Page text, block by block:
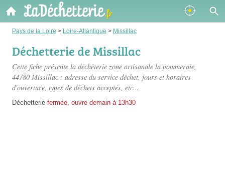
Pays de la Loire > Loire-Atlantique > Missillac
Déchetterie de Missillac
Cette fiche présente la déchèterie zone artisanale la pommeraie,
44780 Missillac : adresse du service déchet, jours et horaires
d'ouverture, types de déchets acceptés, etc...
Déchetterie fermée, ouvre demain à 13h30